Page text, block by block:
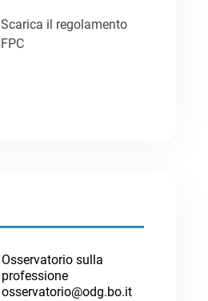
Scarica il regolamento
FPC
Osservatorio sulla
professione
osservatorio@odg.bo.it